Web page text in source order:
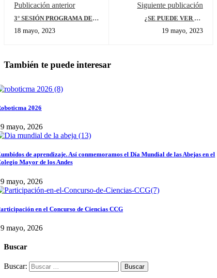
Publicación anterior
3° SESIÓN PROGRAMA DE
VIDA Y LA AFECTIVIDAD
18 mayo, 2023
Siguiente publicación
¿SE PUEDE VER EL
19 mayo, 2023
También te puede interesar
2026
mayo, 2026
de aprendizaje. Así conmemoramos el Día Mundial de las Abejas en el
Mayor de los Andes
mayo, 2026
en el Concurso de Ciencias CCG
mayo, 2026
Buscar
Buscar: